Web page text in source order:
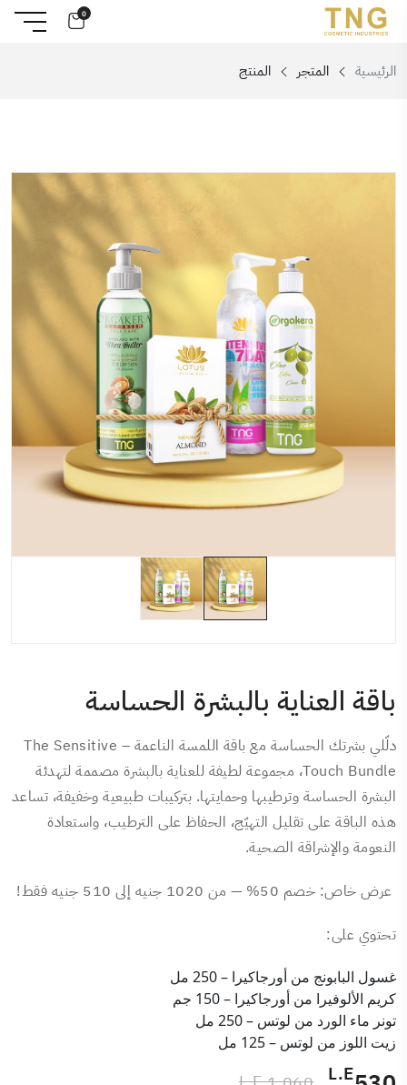
0
الرئيسية المتجر المنتج
باقة العناية بالبشرة الحساسة
دلّلي بشرتك الحساسة مع باقة اللمسة الناعمة – The Sensitive
Touch Bundle، مجموعة لطيفة للعناية بالبشرة مصممة لتهدئة
البشرة الحساسة وترطيبها وحمايتها. بتركيبات طبيعية وخفيفة، تساعد
هذه الباقة على تقليل التهيّج، الحفاظ على الترطيب، واستعادة
النعومة والإشراقة الصحية.
عرض خاص: خصم 50% — من 1020 جنيه إلى 510 جنيه فقط!
تحتوي على:
غسول البابونج من أورجاكيرا – 250 مل
كريم الألوفيرا من أورجاكيرا – 150 جم
تونر ماء الورد من لوتس – 250 مل
زيت اللوز من لوتس – 125 مل
L.E